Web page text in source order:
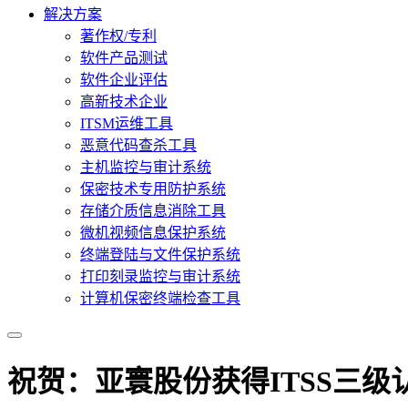
解决方案
著作权/专利
软件产品测试
软件企业评估
高新技术企业
ITSM运维工具
恶意代码查杀工具
主机监控与审计系统
保密技术专用防护系统
存储介质信息消除工具
微机视频信息保护系统
终端登陆与文件保护系统
打印刻录监控与审计系统
计算机保密终端检查工具
祝贺：亚寰股份获得ITSS三级